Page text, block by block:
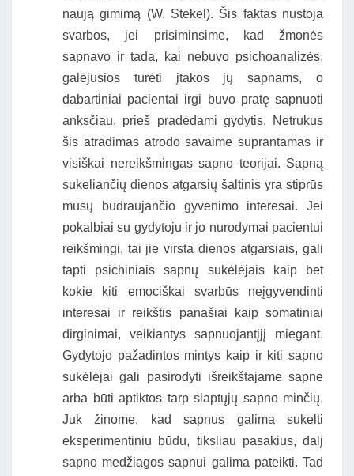
naują gimimą (W. Stekel). Šis faktas nustoja
svarbos, jei prisiminsime, kad žmonės
sapnavo ir tada, kai nebuvo psichoanalizės,
galėjusios turėti įtakos jų sapnams, o
dabartiniai pacientai irgi buvo pratę sapnuoti
anksčiau, prieš pradėdami gydytis. Netrukus
šis atradimas atrodo savaime suprantamas ir
visiškai nereikšmingas sapno teorijai. Sapną
sukeliančių dienos atgarsių šaltinis yra stiprūs
mūsų būdraujančio gyvenimo interesai. Jei
pokalbiai su gydytoju ir jo nurodymai pacientui
reikšmingi, tai jie virsta dienos atgarsiais, gali
tapti psichiniais sapnų sukėlėjais kaip bet
kokie kiti emociškai svarbūs neįgyvendinti
interesai ir reikštis panašiai kaip somatiniai
dirginimai, veikiantys sapnuojantįjį miegant.
Gydytojo pažadintos mintys kaip ir kiti sapno
sukėlėjai gali pasirodyti išreikštajame sapne
arba būti aptiktos tarp slaptųjų sapno minčių.
Juk žinome, kad sapnus galima sukelti
eksperimentiniu būdu, tiksliau pasakius, dalį
sapno medžiagos sapnui galima pateikti. Tad